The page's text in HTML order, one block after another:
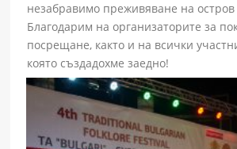
незабравимо преживяване на
Благодарим на организаторите за
посрещане, както и на всички
която създадохме заедно!